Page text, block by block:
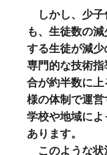
しかし、少子
も、生徒数の
する生徒が減少
専門的な技術
合が約半数に
様の体制で運営
学校や地域に
あります。
このような状